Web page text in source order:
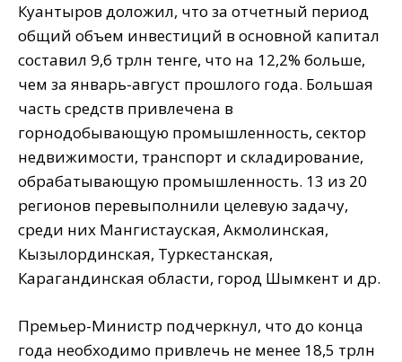
Куантыров доложил, что за отчетный период
общий объем инвестиций в основной капитал
составил 9,6 трлн тенге, что на 12,2% больше,
чем за январь-август прошлого года. Большая
часть средств привлечена в
горнодобывающую промышленность, сектор
недвижимости, транспорт и складирование,
обрабатывающую промышленность. 13 из 20
регионов перевыполнили целевую задачу,
среди них Мангистауская, Акмолинская,
Кызылординская, Туркестанская,
Карагандинская области, город Шымкент и др.
Премьер-Министр подчеркнул, что до конца
года необходимо привлечь не менее 18,5 трлн